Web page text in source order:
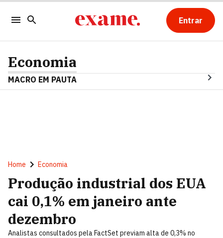
Entrar
Economia
MACRO EM PAUTA
Home Economia
Produção industrial dos EUA
cai 0,1% em janeiro ante
dezembro
Analistas consultados pela FactSet previam alta de 0,3% no